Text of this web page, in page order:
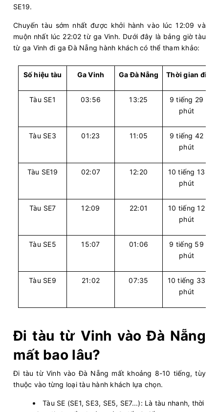
SE19.
Chuyến tàu sớm nhất được khởi hành vào lúc 12:09 và
muộn nhất lúc 22:02 từ ga Vinh. Dưới đây là bảng giờ tàu
từ ga Vinh đi ga Đà Nẵng hành khách có thể tham khảo:
Số hiệu tàu Ga Vinh Ga Đà Nẵng Thời gian đi
Tàu SE1 03:56 13:25
9 tiếng 29
phút
Tàu SE3 01:23 11:05
9 tiếng 42
phút
Tàu SE19 02:07 12:20
10 tiếng 13
phút
Tàu SE7 12:09 22:01
10 tiếng 12
phút
Tàu SE5 15:07 01:06
9 tiếng 59
phút
Tàu SE9 21:02 07:35
10 tiếng 33
phút
Đi tàu từ Vinh vào Đà Nẵng
mất bao lâu?
Đi tàu từ Vinh vào Đà Nẵng mất khoảng 8-10 tiếng, tùy
thuộc vào từng loại tàu hành khách lựa chọn.
Tàu SE (SE1, SE3, SE5, SE7...): Là tàu nhanh, thời